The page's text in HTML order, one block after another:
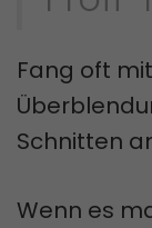
Fang oft
Schnitten
Wenn es